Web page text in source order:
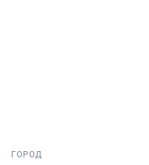
ГОРОД